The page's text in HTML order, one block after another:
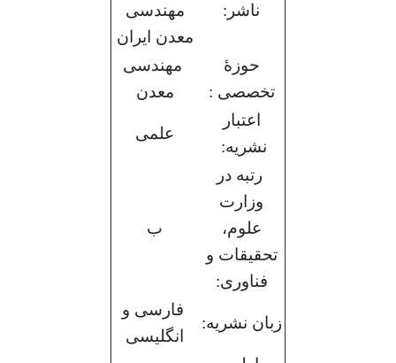
ناشر:
مهندسی
معدن ایران
حوزۀ
تخصصی :
مهندسی
معدن
اعتبار
نشریه:
علمی
رتبه در
وزارت
علوم،
تحقیقات و
فناوری:
ب
زبان نشریه:
فارسی و
انگلیسی